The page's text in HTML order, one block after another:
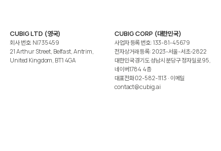
CUBIG LTD (영국)
회사 번호: NI735459
21 Arthur Street, Belfast, Antrim,
United Kingdom, BT1 4GA
CUBIG CORP (대한민국)
사업자 등록 번호: 133-81-45679
전자상거래 등록: 2023-서울-서초-2822
대한민국 경기도 성남시 분당구 정자일로 95,
네이버1784 4층
대표전화02-582-1113 · 이메일
contact@cubig.ai